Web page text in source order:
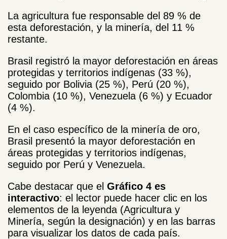
La agricultura fue responsable del 89 % de
esta deforestación, y la minería, del 11 %
restante.
Brasil registró la mayor deforestación en áreas
protegidas y territorios indígenas (33 %),
seguido por Bolivia (25 %), Perú (20 %),
Colombia (10 %), Venezuela (6 %) y Ecuador
(4 %).
En el caso específico de la minería de oro,
Brasil presentó la mayor deforestación en
áreas protegidas y territorios indígenas,
seguido por Perú y Venezuela.
Cabe destacar que el Gráfico 4 es
interactivo: el lector puede hacer clic en los
elementos de la leyenda (Agricultura y
Minería, según la designación) y en las barras
para visualizar los datos de cada país.